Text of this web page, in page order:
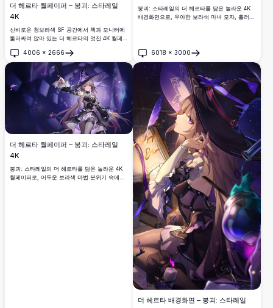
더 헤르타 월페이퍼 – 붕괴: 스타레일
4K
신비로운 청보라색 SF 공간에서 책과 모니터에
둘러싸여 앉아 있는 더 헤르타의 멋진 4K 월페이
고 마법 에너지를 발산하는 모습을 담았습니다.
4006 × 2666
열기
붕괴: 스타레일의 더 헤르타를 담은 놀라운 4K
배경화면으로, 우아한 보라색 마녀 모자, 흘러내
6018 × 3000
열기
더 헤르타 월페이퍼 – 붕괴: 스타레일
4K
붕괴: 스타레일의 더 헤르타를 담은 놀라운 4K
월페이퍼로, 어두운 보라색 마법 분위기 속에서
더 헤르타 배경화면 – 붕괴: 스타레일